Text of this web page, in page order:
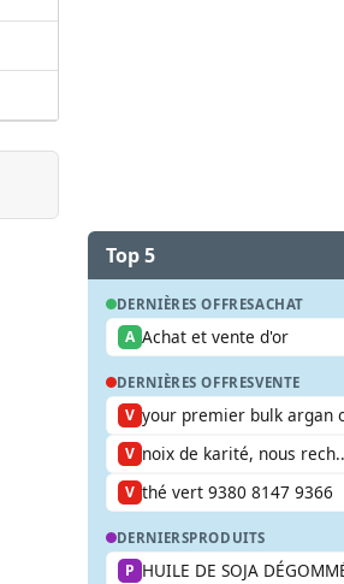
Top 5
DERNIÈRES OFFRESACHAT
A Achat et vente d'or
DERNIÈRES OFFRESVENTE
V your premier bulk argan
V noix de karité, nous
V thé vert 9380 8147 9366
DERNIERSPRODUITS
P HUILE DE SOJA